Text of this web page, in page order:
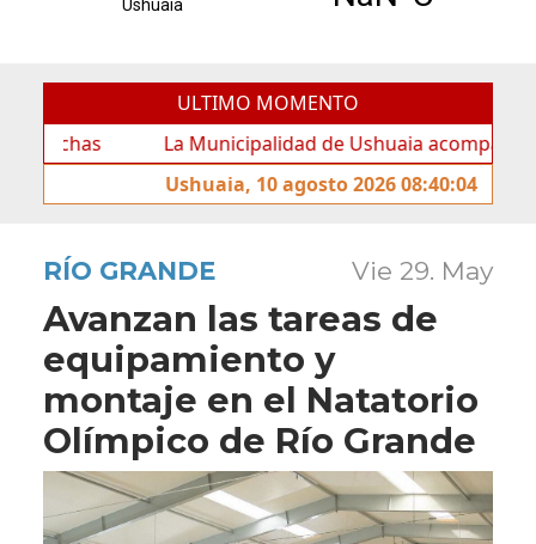
ULTIMO MOMENTO
La Municipalidad de Ushuaia acompañó los
Ushuaia, 10 agosto 2026 08:40:04
RÍO GRANDE Vie 29. May
Avanzan las tareas de
equipamiento y
montaje en el Natatorio
Olímpico de Río Grande